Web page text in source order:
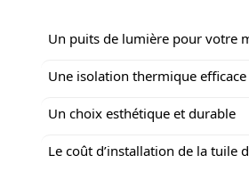
Un puits de lumière pour votre
Une isolation thermique efficace
Un choix esthétique et durable
Le coût d’installation de la tuile